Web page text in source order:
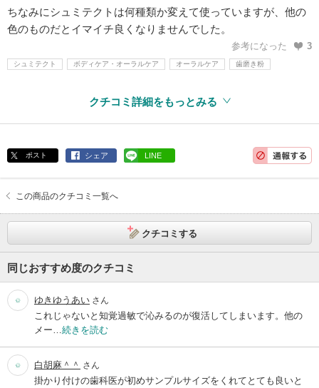
ちなみにシュミテクトは何種類か変えて使っていますが、他の
色のものだとイマイチ良くなりませんでした。
参考になった 3
シュミテクト ボディケア・オーラルケア オーラルケア 歯磨き粉
クチコミ詳細をもっとみる
ポスト シェア LINE
この商品のクチコミ一覧へ
クチコミする
同じおすすめ度のクチコミ
ゆきゆうあい さん
これじゃないと知覚過敏で沁みるのが復活してしまいます。他の
メー… 続きを読む
白胡麻＾＾ さん
掛かり付けの歯科医が初めサンプルサイズをくれてとても良いと